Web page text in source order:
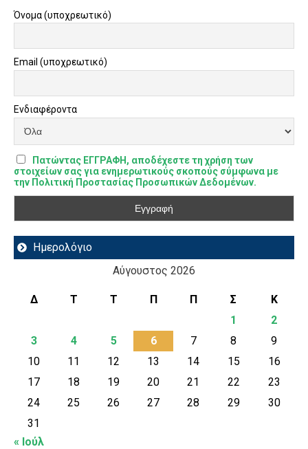
Όνομα (υποχρεωτικό)
Email (υποχρεωτικό)
Ενδιαφέροντα
Πατώντας ΕΓΓΡΑΦΗ, αποδέχεστε τη χρήση των
στοιχείων σας για ενημερωτικούς σκοπούς σύμφωνα με
την Πολιτική Προστασίας Προσωπικών Δεδομένων.
Ημερολόγιο
Αύγουστος 2026
Δ Τ Τ Π Π Σ
Κ
1
2
3
4 5 6 7 8
9
10
11 12 13 14 15
16
17
18 19 20 21 22
23
24
25 26 27 28 29
30
31
« Ιούλ